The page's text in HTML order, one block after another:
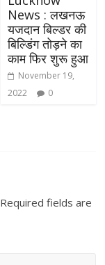
News : लखनऊ
यजदान बिल्डर की
बिल्डिंग तोड़ने का
काम फिर शुरू हुआ
November 19,
2022
0
Required fields are